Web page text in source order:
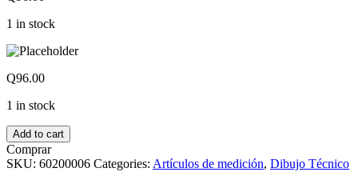
1 in stock
Q96.00
1 in stock
Add to cart
Comprar
SKU: 60200006 Categories: Artículos de medición, Dibujo Técnico